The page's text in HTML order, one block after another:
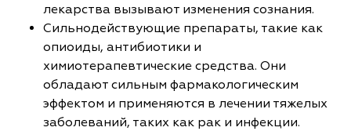
лекарства вызывают изменения сознания.
Сильнодействующие препараты, такие как
опиоиды, антибиотики и
химиотерапевтические средства. Они
обладают сильным фармакологическим
эффектом и применяются в лечении тяжелых
заболеваний, таких как рак и инфекции.